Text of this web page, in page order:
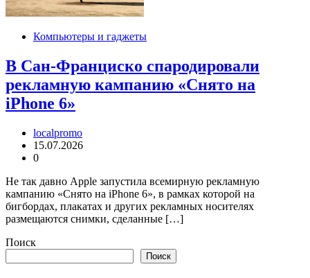
Компьютеры и гаджеты
В Сан-Франциско спародировали
рекламную кампанию «Снято на
iPhone 6»
localpromo
15.07.2026
0
Не так давно Apple запустила всемирную рекламную
кампанию «Снято на iPhone 6», в рамках которой на
бигбордах, плакатах и других рекламных носителях
размещаются снимки, сделанные […]
Поиск
Поиск